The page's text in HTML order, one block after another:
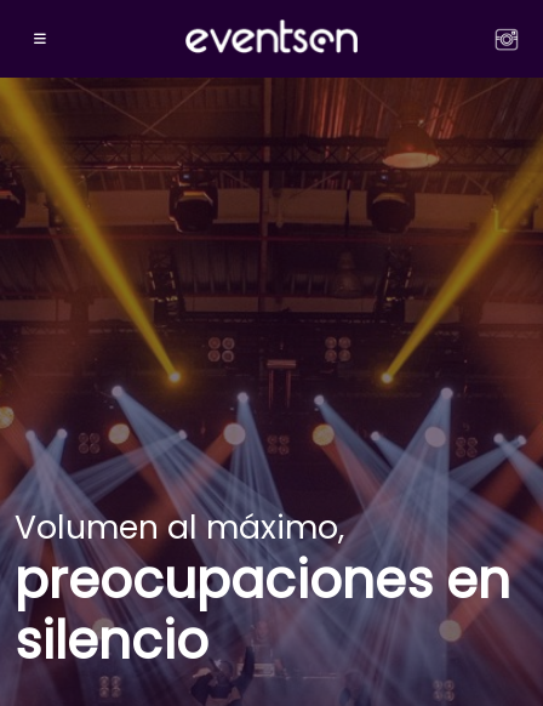
Volumen al máximo,
preocupaciones en
silencio